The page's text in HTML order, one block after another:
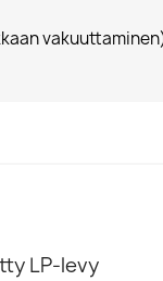
LP-levy